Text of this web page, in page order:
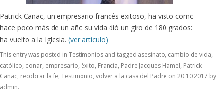
Patrick Canac, un empresario francés exitoso, ha visto como
hace poco más de un año su vida dió un giro de 180 grados:
ha vuelto a la Iglesia. (ver artículo)
This entry was posted in Testimonios and tagged asesinato, cambio de vida,
católico, donar, empresario, éxito, Francia, Padre Jacques Hamel, Patrick
Canac, recobrar la fe, Testimonio, volver a la casa del Padre on 20.10.2017 by
admin.